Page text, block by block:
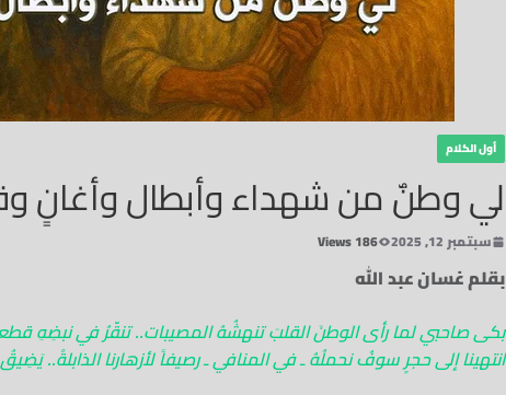
أول الكلام
لي وطنٌ من شهداء وأبطال وأغانٍ
سبتمبر 12, 2025 186 Views
بقلم غسان عبد الله
بكى صاحبي لما رأى الوطنَ القلبَ تنهشُهُ المصيبات.. تنقّرُ في نبضِهِ
انتهينا إلى حجرٍ سوفُ نحملُهُ ـ في المنافي ـ رصيفاً لأزهارنا الذابلةْ..